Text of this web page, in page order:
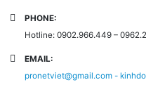
PHONE:
Hotline: 0902.966.449 –
EMAIL:
pronetviet@gmail.com -